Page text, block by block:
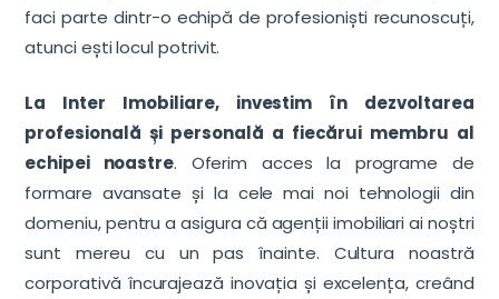
faci parte dintr-o echipă de profesioniști recunoscuți,
atunci ești locul potrivit.
La Inter Imobiliare, investim în dezvoltarea
profesională și personală a fiecărui membru al
echipei noastre. Oferim acces la programe de
formare avansate și la cele mai noi tehnologii din
domeniu, pentru a asigura că agenții imobiliari ai noștri
sunt mereu cu un pas înainte. Cultura noastră
corporativă încurajează inovația și excelența, creând